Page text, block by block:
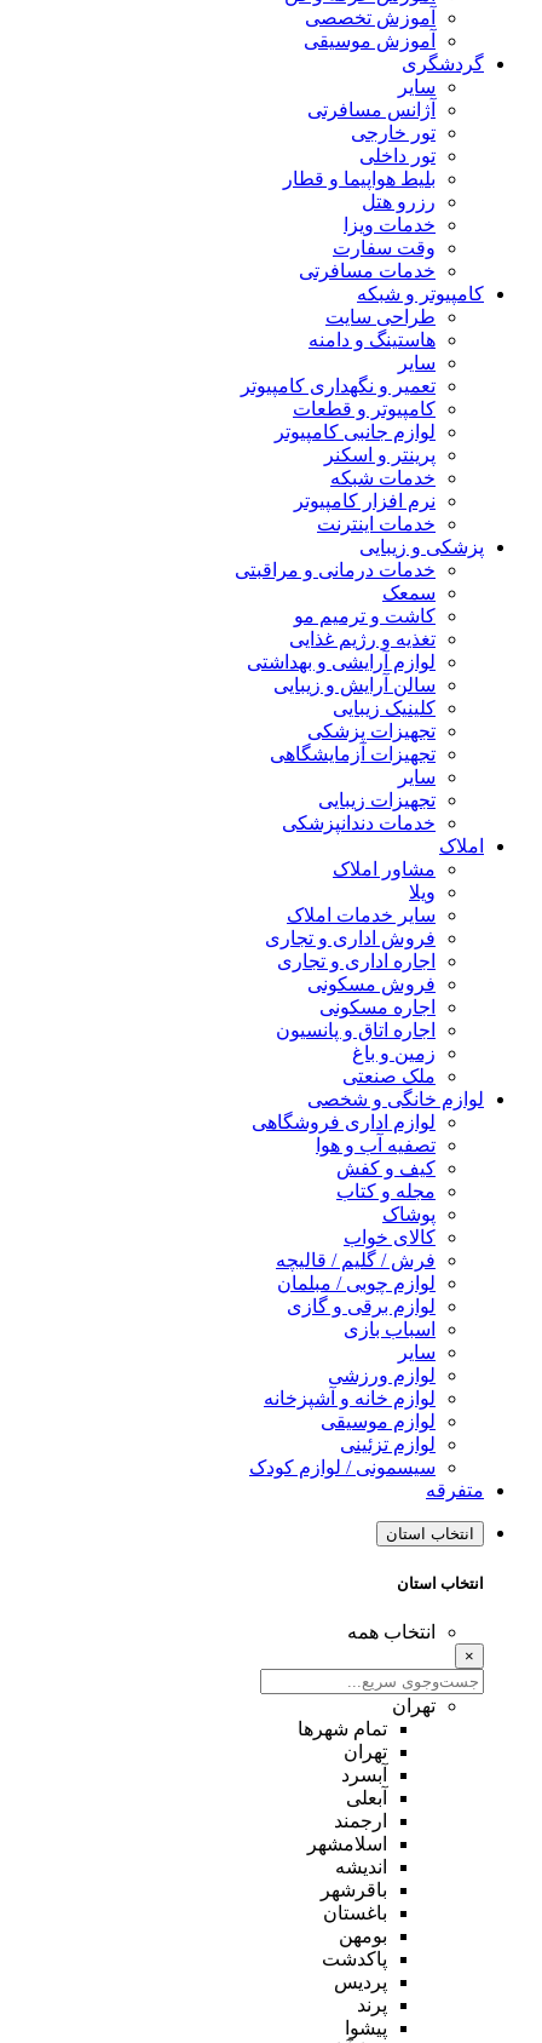
آموزش تخصصی
آموزش موسیقی
گردشگری
سایر
آژانس مسافرتی
تور خارجی
تور داخلی
بلیط هواپیما و قطار
رزرو هتل
خدمات ویزا
وقت سفارت
خدمات مسافرتی
کامپیوتر و شبکه
طراحی سایت
هاستینگ و دامنه
سایر
تعمیر و نگهداری کامپیوتر
کامپیوتر و قطعات
لوازم جانبی کامپیوتر
پرینتر و اسکنر
خدمات شبکه
نرم افزار کامپیوتر
خدمات اینترنت
پزشکی و زیبایی
خدمات درمانی و مراقبتی
سمعک
کاشت و ترمیم مو
تغذیه و رژیم غذایی
لوازم آرایشی و بهداشتی
سالن آرایش و زیبایی
کلینیک زیبایی
تجهیزات پزشکی
تجهیزات آزمایشگاهی
سایر
تجهیزات زیبایی
خدمات دندانپزشکی
املاک
مشاور املاک
ویلا
سایر خدمات املاک
فروش اداری و تجاری
اجاره اداری و تجاری
فروش مسکونی
اجاره مسکونی
اجاره اتاق و پانسیون
زمین و باغ
ملک صنعتی
لوازم خانگی و شخصی
لوازم اداری فروشگاهی
تصفیه آب و هوا
کیف و کفش
مجله و کتاب
پوشاک
کالای خواب
فرش / گلیم / قالیچه
لوازم چوبی / مبلمان
لوازم برقی و گازی
اسباب بازی
سایر
لوازم ورزشی
لوازم خانه و آشپزخانه
لوازم موسیقی
لوازم تزئینی
سیسمونی / لوازم کودک
متفرقه
انتخاب استان
انتخاب استان
انتخاب همه
×
تهران
تمام شهر‌ها
تهران
آبسرد
آبعلی
ارجمند
اسلامشهر
اندیشه
باقرشهر
باغستان
بومهن
پاکدشت
پردیس
پرند
پیشوا